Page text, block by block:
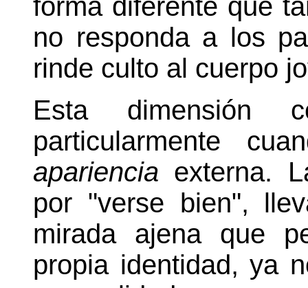
forma diferente que
no responda a los
rinde culto al cuerpo
Esta dimensión
particularmente
apariencia externa.
por "verse bien",
mirada ajena que
propia identidad, ya